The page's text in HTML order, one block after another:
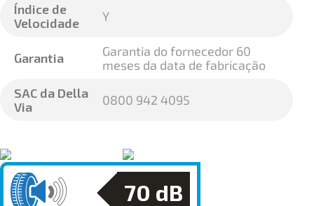
Índice de
Velocidade
Y
Garantia
Garantia do fornecedor 60
meses da data de fabricação
SAC da Della
Via
0800 942 4095
70 dB